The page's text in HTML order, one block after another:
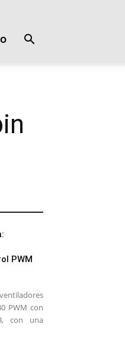
PWM
PWM con
con una